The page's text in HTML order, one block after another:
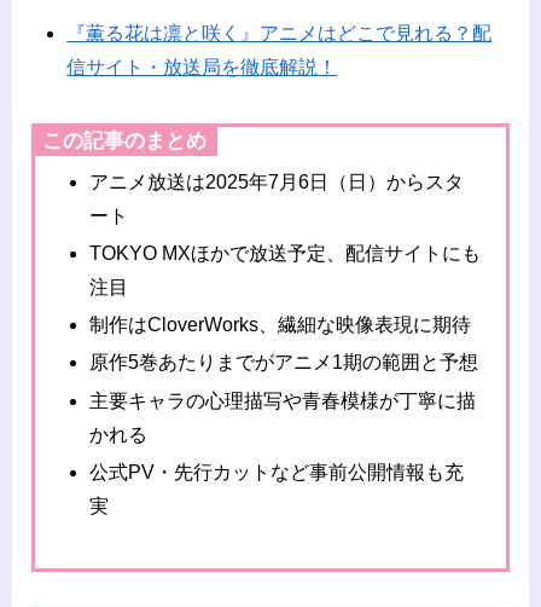
『薫る花は凛と咲く』アニメはどこで見れる？配
信サイト・放送局を徹底解説！
この記事のまとめ
アニメ放送は2025年7月6日（日）からスタ
ート
TOKYO MXほかで放送予定、配信サイトにも
注目
制作はCloverWorks、繊細な映像表現に期待
原作5巻あたりまでがアニメ1期の範囲と予想
主要キャラの心理描写や青春模様が丁寧に描
かれる
公式PV・先行カットなど事前公開情報も充
実